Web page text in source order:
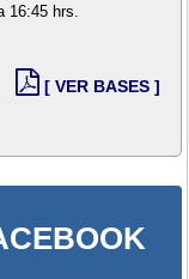
16:45 hrs.
[ VER BASES ]